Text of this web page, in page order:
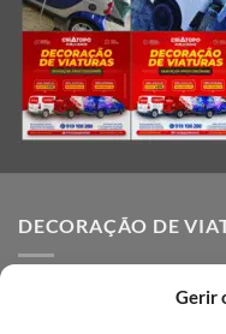
Gerir
DECORAÇÃO DE
Decoração de Viaturas